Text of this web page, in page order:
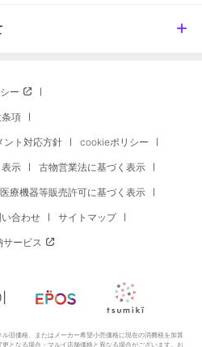
ー
項
ント対応方針 cookieポリシー
示 古物営業法に基づく表示
療機器等販売許可に基づく表示
合わせ サイトマップ
ービス
旧価格、またはメーカー希望小売価格に現在の消費税を加算
となる場合・マルイ店舗価格と異なる場合がございます。お